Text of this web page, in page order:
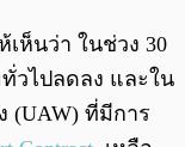
เห็นว่า ในช่วง 30
วไปลดลง และใน
(UAW) ที่มีการ